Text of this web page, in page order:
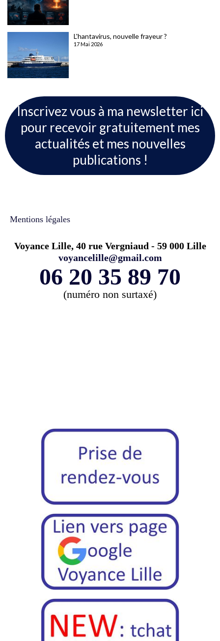
L'hantavirus, nouvelle frayeur ?
17 Mai 2026
Inscrivez vous à ma newsletter ici
pour recevoir gratuitement mes
actualités et mes nouvelles
publications !
Mentions légales
Voyance Lille, 40 rue Vergniaud - 59 000 Lille
voyancelille@gmail.com
06 20 35 89 70
(numéro non surtaxé)